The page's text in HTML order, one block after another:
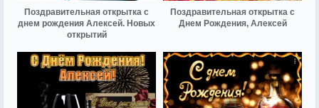
Поздравительная открытка с
днем рождения Алексей. Новых
открытий
Поздравительная открытка с
Днем Рождения, Алексей